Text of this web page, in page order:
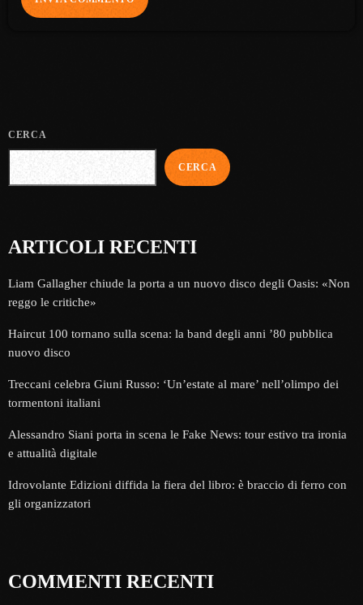
CERCA
CERCA
ARTICOLI RECENTI
Liam Gallagher chiude la porta a un nuovo disco degli Oasis: «Non
reggo le critiche»
Haircut 100 tornano sulla scena: la band degli anni ’80 pubblica
nuovo disco
Treccani celebra Giuni Russo: ‘Un’estate al mare’ nell’olimpo dei
tormentoni italiani
Alessandro Siani porta in scena le Fake News: tour estivo tra ironia
e attualità digitale
Idrovolante Edizioni diffida la fiera del libro: è braccio di ferro con
gli organizzatori
COMMENTI RECENTI